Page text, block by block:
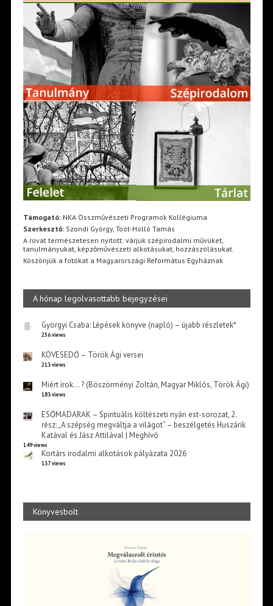
Támogató:NKA Összművészeti Programok Kollégiuma
Szerkesztő:Szondi György, Toót-Holló Tamás
A rovat természetesen nyitott: várjuk szépirodalmi művüket,
tanulmányukat, képzőművészeti alkotásukat, hozzászólásukat.
Köszönjük a fotókat a Magyarországi Református Egyháznak
A hónap legolvasottabb bejegyzései
Györgyi Csaba: Lépések könyve (napló) – újabb részletek*
256 views
KÖVESEDŐ – Török Ági versei
213 views
Miért írok… ? (Böszörményi Zoltán, Magyar Miklós, Török Ági)
183 views
ESŐMADARAK – Spirituális költészeti nyári est-sorozat, 2.
rész: „A szépség megváltja a világot” – beszélgetés Huszárik
Katával és Jász Attilával | Meghívó
149 views
Kortárs irodalmi alkotások pályázata 2026
137 views
Könyvesbolt